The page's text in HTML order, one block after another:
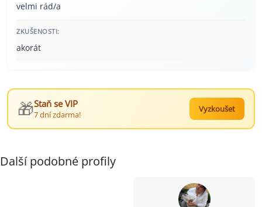
velmi rád/a
ZKUŠENOSTI:
akorát
🎁Staň se VIP
7 dní zdarma!
Vyzkoušet
Další podobné profily